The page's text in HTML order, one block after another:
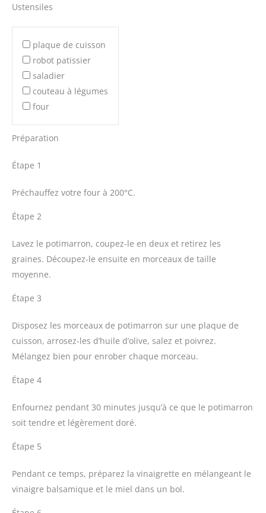
Ustensiles
plaque de cuisson
robot patissier
saladier
couteau à légumes
four
Préparation
Étape 1
Préchauffez votre four à 200°C.
Étape 2
Lavez le potimarron, coupez-le en deux et retirez les
graines. Découpez-le ensuite en morceaux de taille
moyenne.
Étape 3
Disposez les morceaux de potimarron sur une plaque de
cuisson, arrosez-les d’huile d’olive, salez et poivrez.
Mélangez bien pour enrober chaque morceau.
Étape 4
Enfournez pendant 30 minutes jusqu’à ce que le potimarron
soit tendre et légèrement doré.
Étape 5
Pendant ce temps, préparez la vinaigrette en mélangeant le
vinaigre balsamique et le miel dans un bol.